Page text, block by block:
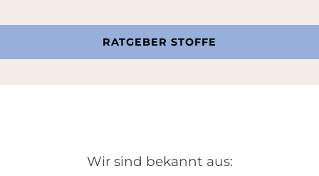
RATGEBER STOFFE
Wir sind bekannt aus: